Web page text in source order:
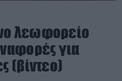
λεωφορείο
για
(βίντεο)